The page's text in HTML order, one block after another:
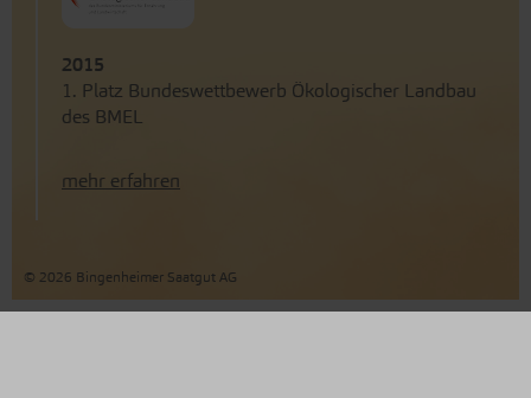
2015
1. Platz Bundeswettbewerb Ökologischer Landbau
des BMEL
mehr erfahren
© 2026 Bingenheimer Saatgut AG